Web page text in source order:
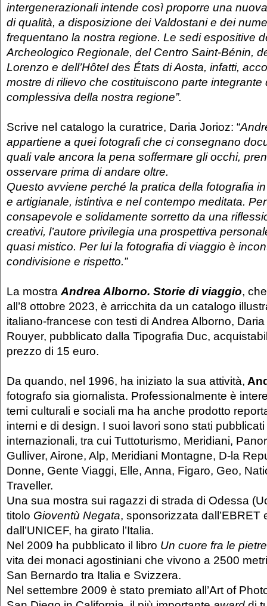
intergenerazionali intende così proporre una
di qualità, a disposizione dei Valdostani e dei
frequentano la nostra regione. Le sedi espositive
Archeologico Regionale, del Centro Saint-Bénin,
Lorenzo e dell’Hôtel des États di Aosta, infatti,
mostre di rilievo che costituiscono parte integrante
complessiva della nostra regione”.
Scrive nel catalogo la curatrice, Daria Jorioz: “
appartiene a quei fotografi che ci consegnano
quali vale ancora la pena soffermare gli occhi,
osservare prima di andare oltre.
Questo avviene perché la pratica della fotografia
e artigianale, istintiva e nel contempo meditata.
consapevole e solidamente sorretto da una
creativi, l’autore privilegia una prospettiva
quasi mistico. Per lui la fotografia di viaggio è
condivisione e rispetto.”
La mostra Andrea Alborno. Storie di viaggio,
all’8 ottobre 2023, è arricchita da un catalogo
italiano-francese con testi di Andrea Alborno,
Rouyer, pubblicato dalla Tipografia Duc,
prezzo di 15 euro.
Da quando, nel 1996, ha iniziato la sua attività,
fotografo sia giornalista. Professionalmente è
temi culturali e sociali ma ha anche prodotto
interni e di design. I suoi lavori sono stati
internazionali, tra cui Tuttoturismo, Meridiani,
Gulliver, Airone, Alp, Meridiani Montagne, D-la
Donne, Gente Viaggi, Elle, Anna, Figaro, Geo,
Traveller.
Una sua mostra sui ragazzi di strada di Odessa
titolo Gioventù Negata, sponsorizzata dall’EBRET
dall’UNICEF, ha girato l’Italia.
Nel 2009 ha pubblicato il libro Un cuore fra le pietre
vita dei monaci agostiniani che vivono a 2500
San Bernardo tra Italia e Svizzera.
Nel settembre 2009 è stato premiato all’Art of